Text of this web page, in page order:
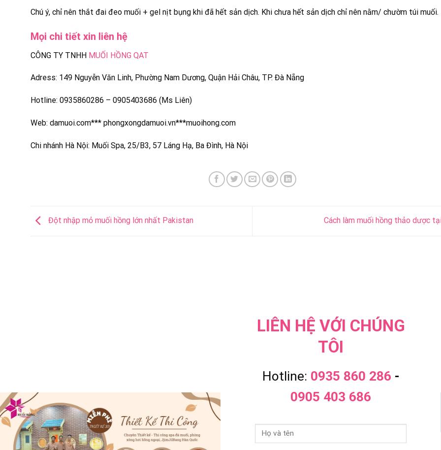
Chú ý, chỉ nên thắt đai đeo muối + gel nịt bụng khi đã hết sản dịch. Khi chưa hết sản dịch chỉ nên nằm/ chườm túi muối.
Mọi chi tiết xin liên hệ
CÔNG TY TNHH MUỐI HỒNG QAT
Adress: 149 Nguyễn Văn Linh, Phường Nam Dương, Quận Hải Châu, TP. Đà Nẵng
Hotline: 0935860286 – 0905403686 (Ms Liên)
Web: damuoi.com*** phongxongdamuoi.vn***muoihong.com
Chi nhánh Hà Nội: Muối Spa, 25/B3, 57 Láng Hạ, Ba Đình, Hà Nội
Đột nhập mỏ muối hồng lớn nhất Pakistan Cách làm muối hồng thảo dược
LIÊN HỆ VỚI CHÚNG
TÔI
Hotline: 0935 860 286 -
0905 403 686